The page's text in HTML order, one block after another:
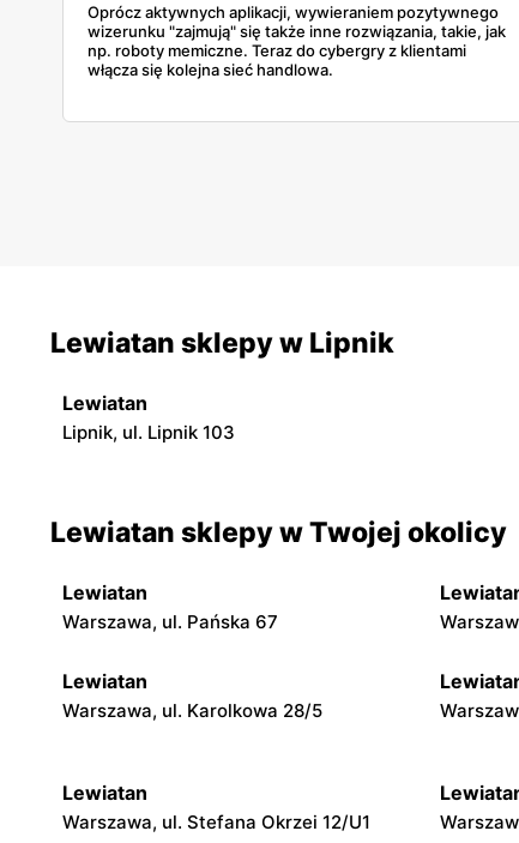
Oprócz aktywnych aplikacji, wywieraniem pozytywnego
wizerunku "zajmują" się także inne rozwiązania, takie, jak
np. roboty memiczne. Teraz do cybergry z klientami
włącza się kolejna sieć handlowa.
Lewiatan sklepy w Lipnik
Lewiatan
Lipnik, ul. Lipnik 103
Lewiatan sklepy w Twojej okolicy
Lewiatan
Warszawa, ul. Pańska 67
Lewiatan
Warszawa, ul. Karolkowa 28/5
Lewiatan
Warszawa, ul. Stefana Okrzei 12/U1